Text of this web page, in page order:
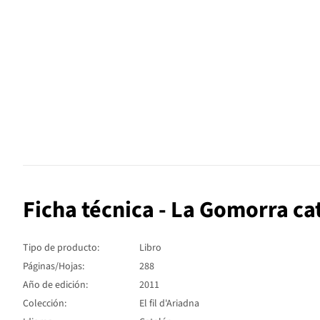
Ficha técnica - La Gomorra
Tipo de producto:
Libro
Páginas/Hojas:
288
Año de edición:
2011
Colección:
El fil d'Ariadna